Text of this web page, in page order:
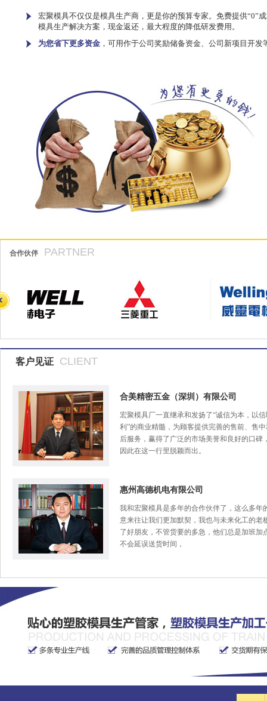
宏聚模具不仅仅是模具生产商，更是你的预算专家。免费提供“0”
模具生产解决方案，现金返还，最大程度的降低研发费用。
为您省下更多资金 ，可用作于公司奖励储备资金、公司新项目开发
合作伙伴 PARTNER
客户见证 CLIENT
合美精密五金（深圳）有限公司
宏聚模具厂一直继承和发扬了“诚信为本，以信
利”的商业精髓，为顾客提供完善的售前、售
后服务，赢得了广泛的市场美誉和良好的口碑
因此在这一行里脱颖而出。
惠州高德机电有限公司
我和宏聚模具是多年的合作伙伴了，这么多年
意来往让我们更加默契，我也与未来化工的老
了好朋友，不管货要的多急，他们总是加班加
不会延误送货时间，